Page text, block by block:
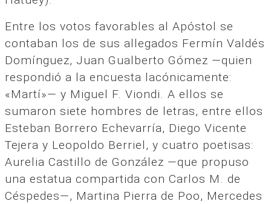
Entre los votos favorables al Apóstol se
contaban los de sus allegados Fermín Valdés
Domínguez, Juan Gualberto Gómez —quien
respondió a la encuesta lacónicamente:
«Martí»— y Miguel F. Viondi. A ellos se
sumaron siete hombres de letras, entre ellos
Esteban Borrero Echevarría, Diego Vicente
Tejera y Leopoldo Berriel, y cuatro poetisas:
Aurelia Castillo de González —que propuso
una estatua compartida con Carlos M. de
Céspedes—, Martina Pierra de Poo, Mercedes